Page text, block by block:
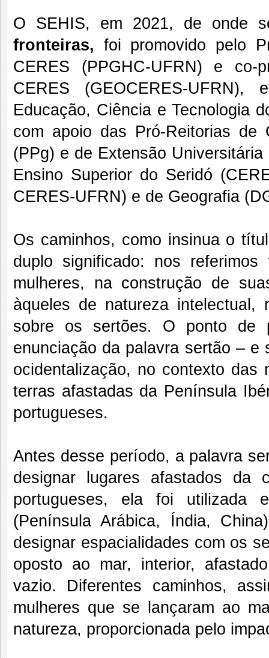
O SEHIS, em 2021, de onde
fronteiras, foi promovido pelo
CERES (PPGHC-UFRN) e co-
CERES (GEOCERES-
Educação, Ciência e Tecnologia
com apoio das Pró-Reitorias de
(PPg) e de Extensão
Ensino Superior do Seridó
CERES-UFRN) e de Geografia
Os caminhos, como insinua o
duplo significado: nos
mulheres, na construção de
àqueles de natureza intelectual,
sobre os sertões. O ponto de
enunciação da palavra sertão –
ocidentalização, no contexto das
terras afastadas da Península
portugueses.
Antes desse período, a palavra
designar lugares afastados da
portugueses, ela foi utilizada
(Península Arábica, Índia,
designar espacialidades com os
oposto ao mar, interior,
vazio. Diferentes caminhos,
mulheres que se lançaram ao
natureza, proporcionada pelo